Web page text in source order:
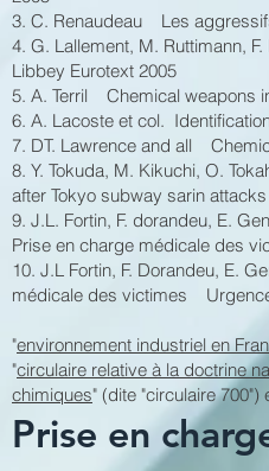
3. C. Renaudeau Les
4. G. Lallement, M. Ruttimann,
Libbey Eurotext 2005
5. A. Terril Chemical weapons
6. A. Lacoste et col.
7. DT. Lawrence and all
8. Y. Tokuda, M. Kikuchi, O.
after Tokyo subway sarin
9. J.L. Fortin, F. dorandeu, E.
Prise en charge médicale des
10. J.L Fortin, F. Dorandeu, E.
médicale des victimes
"environnement industriel en
"circulaire relative à la doctrine
chimiques" (dite "circulaire 700")
Prise en